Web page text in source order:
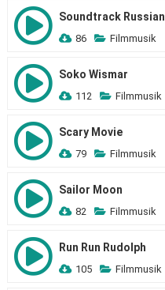
Soundtrack Russian
86 Filmmusik
Soko Wismar
112 Filmmusik
Scary Movie
79 Filmmusik
Sailor Moon
82 Filmmusik
Run Run Rudolph
105 Filmmusik